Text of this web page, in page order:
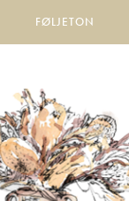
FØLJETON